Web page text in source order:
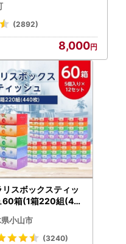
(2892)
8,000
リスボックスティッ
60箱(1箱220組(44
配送不可地域：離島
縄県】【1256759】
小山市
(3240)